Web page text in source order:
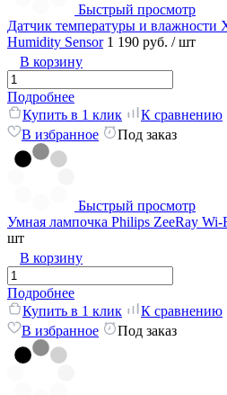
Быстрый просмотр
Датчик температуры и влажности
Humidity Sensor 1 190 руб. / шт
В корзину
Подробнее
Купить в 1 клик
К сравнению
В избранное
Под заказ
Быстрый просмотр
Умная лампочка Philips ZeeRay Wi-
шт
В корзину
Подробнее
Купить в 1 клик
К сравнению
В избранное
Под заказ